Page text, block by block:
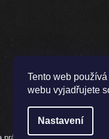
Tento web
webu vyjadřujete
Nastavení